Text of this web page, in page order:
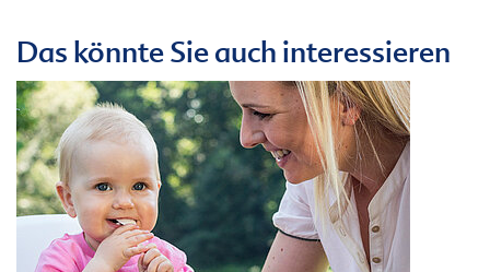
Das könnte Sie auch interessieren